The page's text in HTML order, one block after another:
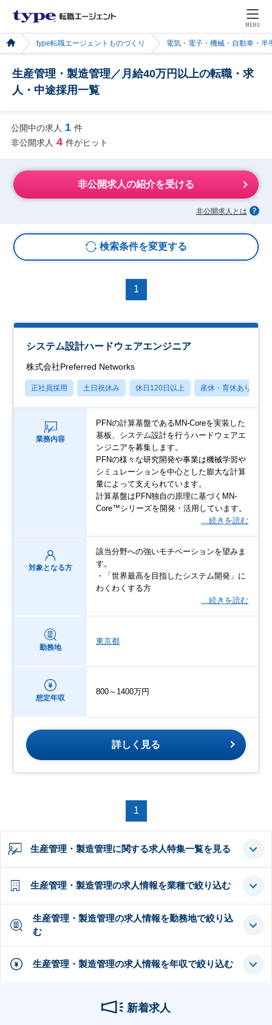
MENU
type転職エージェントものづくり 電気・電子・機械・自動車・半
生産管理・製造管理／月給40万円以上の転職・求
人・中途採用一覧
公開中の求人 1 件
非公開求人 4 件がヒット
非公開求人の紹介を受ける
非公開求人とは
検索条件を変更する
1
システム設計ハードウェアエンジニア
株式会社Preferred Networks
正社員採用 土日祝休み 休日120日以上 産休・育休あり
業務内容
PFNの計算基盤であるMN-Coreを実装した
基板、システム設計を行うハードウェアエ
ンジニアを募集します。
PFNの様々な研究開発や事業は機械学習や
シミュレーションを中心とした膨大な計算
量によって支えられています。
計算基盤はPFN独自の原理に基づくMN-
Core™シリーズを開発・活用しています。
…続きを読む
対象となる方
該当分野への強いモチベーションを望みま
す。
・「世界最高を目指したシステム開発」に
わくわくする方
…続きを読む
勤務地
東京都
想定年収
800～1400万円
詳しく見る
1
生産管理・製造管理に関する求人特集一覧を見る
生産管理・製造管理の求人情報を業種で絞り込む
生産管理・製造管理の求人情報を勤務地で絞り込
む
生産管理・製造管理の求人情報を年収で絞り込む
新着求人